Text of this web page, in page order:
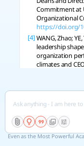
둘째
작용
구는
서
강화
조
한
더십
적
내
더
Commitment at
Organizational
https://doi.org/
[4] WANG, Zhao;
leadership
organization
climates and
[5] ALWHESHI,
Responsible
Behavior for
Employees
Environmental
Open , 2024, 14.
Even as the Most Powerful